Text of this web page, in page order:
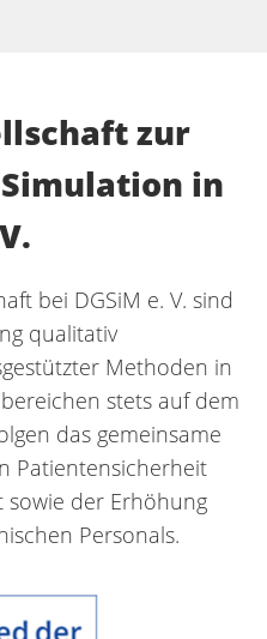
zur
in
bei DGSiM e. V. sind
qualitativ
Methoden in
stets auf dem
das gemeinsame
Patientensicherheit
der Erhöhung
Personals.